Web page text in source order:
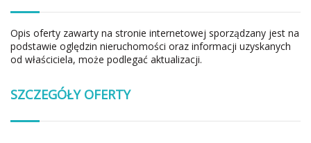
Opis oferty zawarty na stronie internetowej sporządzany jest na
podstawie oględzin nieruchomości oraz informacji uzyskanych
od właściciela, może podlegać aktualizacji.
SZCZEGÓŁY OFERTY